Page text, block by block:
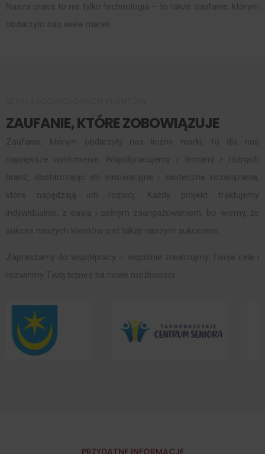
Nasza praca to nie tylko technologia – to także zaufanie, którym
obdarzyło nas wiele marek.
ZAUFANIE, KTÓRE ZOBOWIĄZUJE
PRZYDATNE INFORMACJE